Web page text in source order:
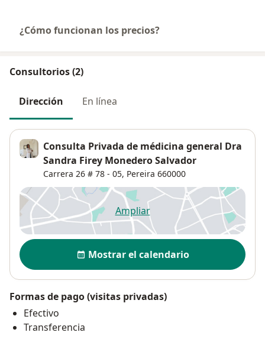
¿Cómo funcionan los precios?
Consultorios (2)
Dirección En línea
Consulta Privada de médicina general Dra
Sandra Firey Monedero Salvador
Carrera 26 # 78 - 05, Pereira 660000
Ampliarse abre en una nueva
Disponibilidad
Mostrar el calendario
Formas de pago (visitas privadas)
Efectivo
Transferencia